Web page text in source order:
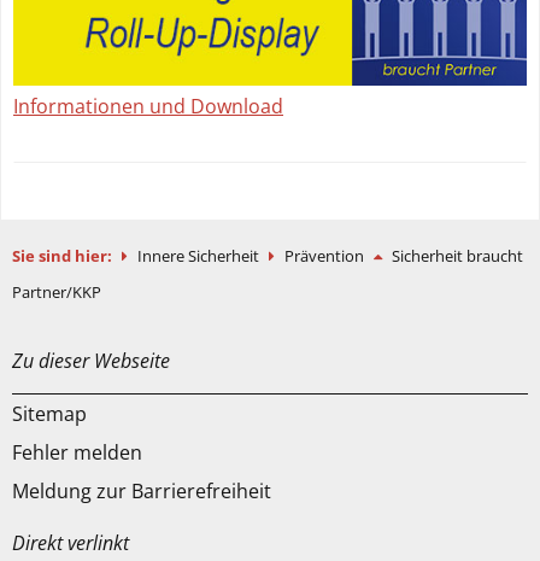
Informationen und Download
Sie sind hier: Innere Sicherheit Prävention
Sicherheit braucht
Partner/KKP
Zu dieser Webseite
Sitemap
Fehler melden
Meldung zur Barrierefreiheit
Direkt verlinkt